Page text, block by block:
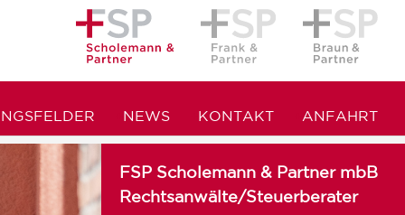
NEWS KONTAKT ANFAHRT
FSP Scholemann & Partner mbB
Rechtsanwälte/Steuerberater